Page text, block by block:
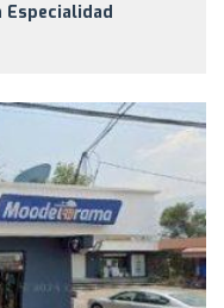
Especialidad